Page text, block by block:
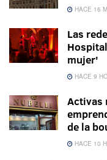
HACE 16
Las
mujer'
HACE 9
Activas
de la
HACE 10